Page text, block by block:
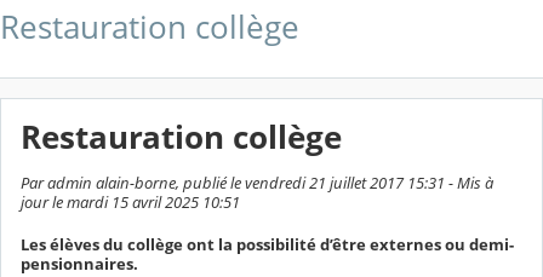
Restauration collège
Restauration collège
Par admin alain-borne, publié le vendredi 21 juillet 2017 15:31 - Mis à
jour le mardi 15 avril 2025 10:51
Les élèves du collège ont la possibilité d’être externes ou demi-
pensionnaires.